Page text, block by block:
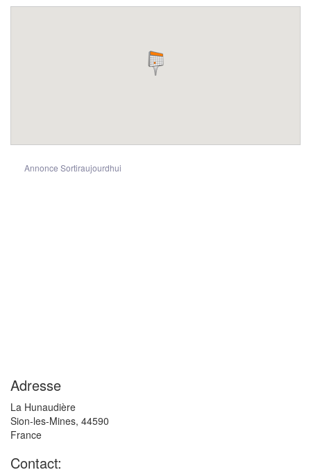
Annonce Sortiraujourdhui
Adresse
La Hunaudière
Sion-les-Mines, 44590
France
Contact: